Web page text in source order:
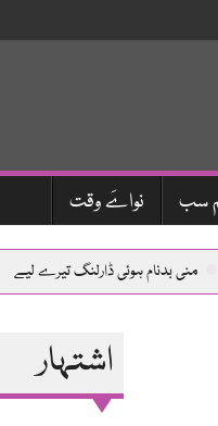
سب نواےَ وقت
منی بدنام ہوئی ڈارلنگ تیرے لیے
اشتہار